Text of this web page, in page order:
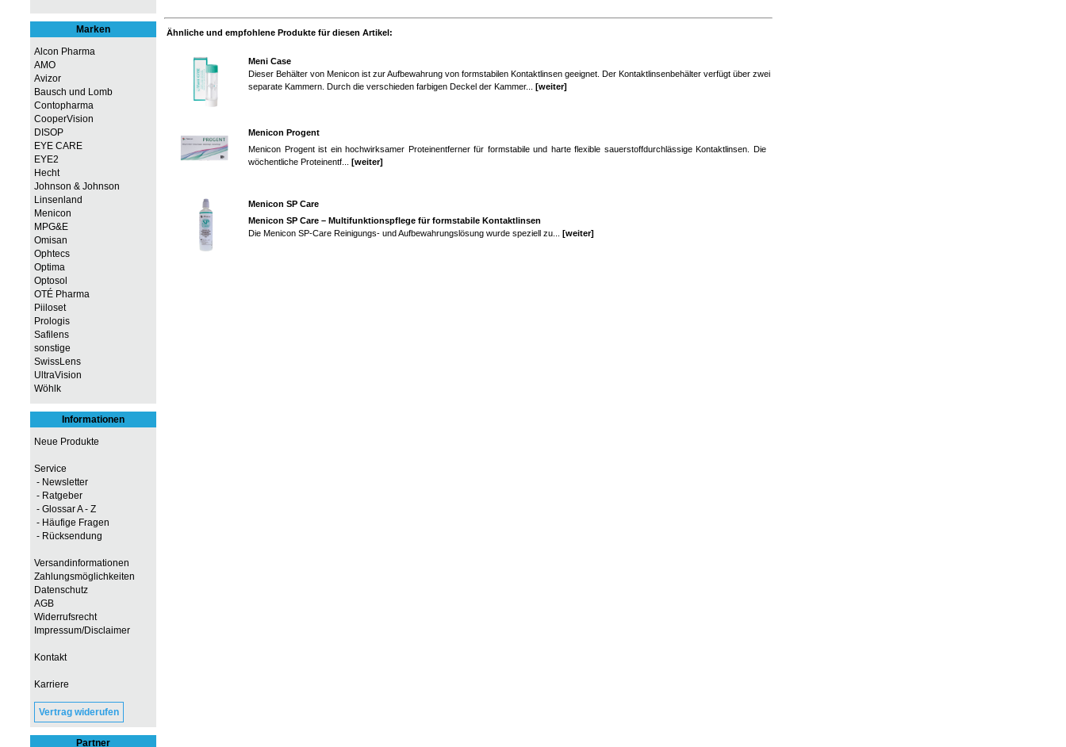
Marken
Alcon Pharma
AMO
Avizor
Bausch und Lomb
Contopharma
CooperVision
DISOP
EYE CARE
EYE2
Hecht
Johnson & Johnson
Linsenland
Menicon
MPG&E
Omisan
Ophtecs
Optima
Optosol
OTÉ Pharma
Piiloset
Prologis
Safilens
sonstige
SwissLens
UltraVision
Wöhlk
Informationen
Neue Produkte
Service
- Newsletter
- Ratgeber
- Glossar A - Z
- Häufige Fragen
- Rücksendung
Versandinformationen
Zahlungsmöglichkeiten
Datenschutz
AGB
Widerrufsrecht
Impressum/Disclaimer
Kontakt
Karriere
Vertrag widerufen
Partner
Ähnliche und empfohlene Produkte für diesen Artikel:
Meni Case
Dieser Behälter von Menicon ist zur Aufbewahrung von formstabilen Kontaktlinsen geeignet. Der Kontaktlinsenbehälter verfügt über zwei
separate Kammern. Durch die verschieden farbigen Deckel der Kammer... [weiter]
Menicon Progent
Menicon Progent ist ein hochwirksamer Proteinentferner für formstabile und harte flexible sauerstoffdurchlässige Kontaktlinsen. Die
wöchentliche Proteinentf... [weiter]
Menicon SP Care
Menicon SP Care – Multifunktionspflege für formstabile Kontaktlinsen
Die Menicon SP-Care Reinigungs- und Aufbewahrungslösung wurde speziell zu... [weiter]